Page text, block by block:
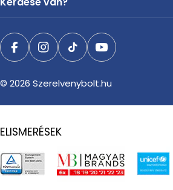
FacebookInstagram
TikTokYouTube
© 2026 Szerelvenybolt.hu
ELISMERÉSEK